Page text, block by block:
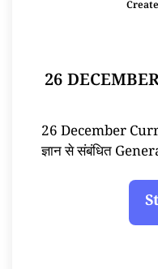
26
26 December
ज्ञान से संबंधित